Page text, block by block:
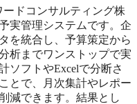
ードコンサルティング株
実管理システムです。企
を統合し、予算策定から
析までワンストップで実
ソフトやExcelで分断さ
とで、月次集計やレポー
減できます。結果とし